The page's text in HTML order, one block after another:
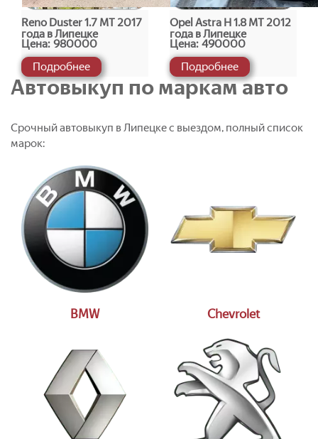
Reno Duster 1.7 МТ 2017
года в Липецке
Цена: 980000
Подробнее
Opel Astra H 1.8 МТ 2012
года в Липецке
Цена: 490000
Подробнее
Автовыкуп по маркам авто
Срочный автовыкуп в Липецке с выездом, полный список
марок:
BMW Chevrolet